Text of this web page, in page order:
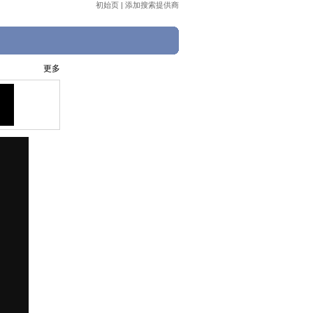
初始页 | 添加搜索提供商
更多